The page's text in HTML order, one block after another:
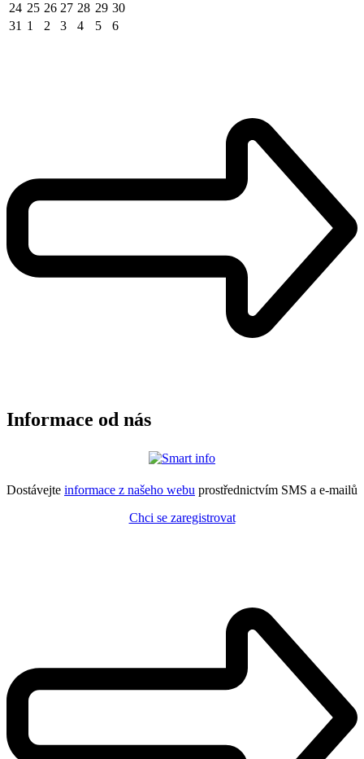
24 25 26 27 28 29 30
31 1 2 3 4 5 6
Informace od nás
Dostávejte informace z našeho webu prostřednictvím SMS a e-mailů
Chci se zaregistrovat